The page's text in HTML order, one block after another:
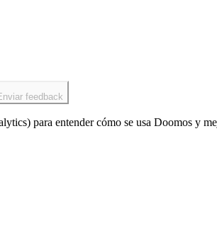
feedback
para entender cómo se usa Doomos y